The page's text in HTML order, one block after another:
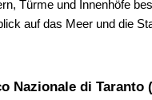
Türme und Innenhöfe
auf das Meer und die
Nazionale di Taranto